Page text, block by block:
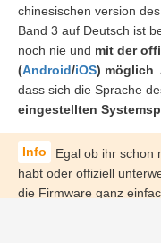
chinesischen version
Band 3 auf Deutsch ist
noch nie und mit der
(Android/iOS) möglich
dass sich die Sprache
eingestellten
Egal ob ihr schon
habt oder offiziell
die Firmware ganz
älter) oder eine die